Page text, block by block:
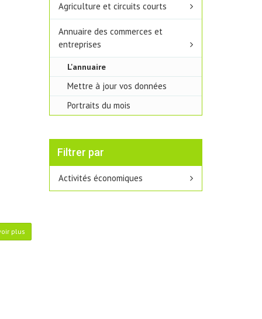
plus
Agriculture et circuits courts
Annuaire des commerces et
entreprises
L'annuaire
Mettre à jour vos données
Portraits du mois
Filtrer par
Activités économiques